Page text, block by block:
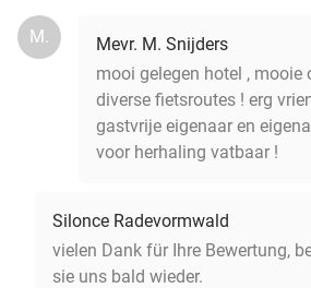
M.
Mevr. M. Snijders
mooi gelegen hotel , mooie
diverse fietsroutes ! erg
gastvrije eigenaar en
voor herhaling vatbaar !
Silonce Radevormwald
vielen Dank für Ihre Bewertung,
sie uns bald wieder.